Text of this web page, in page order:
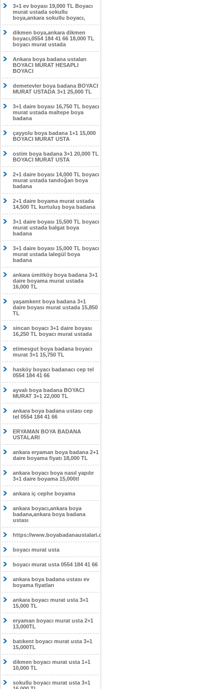
3+1 ev boyası 19,000 TL Boyacı
murat ustada sokullu
boya,ankara sokullu boyacı,
dikmen boya,ankara dikmen
boyacı,0554 184 41 66 18,000 TL
boyacı murat ustada
Ankara boya badana ustaları
BOYACI MURAT HESAPLI
BOYACI
demetevler boya badana BOYACI
MURAT USTADA 3+1 25,000 TL
3+1 daire boyası 16,750 TL boyacı
murat ustada maltepe boya
badana
çayyolu boya badana 1+1 15,000
BOYACI MURAT USTA
ostim boya badana 3+1 20,000 TL
BOYACI MURAT USTA
2+1 daire boyası 14,000 TL boyacı
murat ustada tandoğan boya
badana
2+1 daire boyama murat ustada
14,500 TL kurtuluş boya badana
3+1 daire boyası 15,500 TL boyacı
murat ustada balgat boya
badana
3+1 daire boyası 15,000 TL boyacı
murat ustada lalegül boya
badana
ankara ümitköy boya badana 3+1
daire boyama murat ustada
16,000 TL
yaşamkent boya badana 3+1
daire boyası murat ustada 15,850
TL
sincan boyacı 3+1 daire boyası
16,250 TL boyacı murat ustada
etimesgut boya badana boyacı
murat 3+1 15,750 TL
hasköy boyacı badanacı cep tel
0554 184 41 66
ayvalı boya badana BOYACI
MURAT 3+1 22,000 TL
ankara boya badana ustası cep
tel 0554 184 41 66
ERYAMAN BOYA BADANA
USTALARI
ankara eryaman boya badana 2+1
daire boyama fiyatı 18,000 TL
ankara boyacı boya nasıl yapılır
3+1 daire boyama 15,000tl
ankara iç cephe boyama
ankara boyacı,ankara boya
badana,ankara boya badana
ustası
https://www.boyabadanaustalari.com/
boyacı murat usta
boyacı murat usta 0554 184 41 66
ankara boya badana ustası ev
boyama fiyatları
ankara boyacı murat usta 3+1
15,000 TL
eryaman boyacı murat usta 2+1
13,000TL
batıkent boyacı murat usta 3+1
15,000TL
dikmen boyacı murat usta 1+1
10,000 TL
sokullu boyacı murat usta 3+1